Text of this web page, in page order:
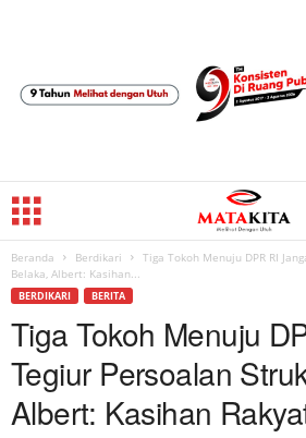
Beranda Berdikari
Tiga Tokoh Menuju DPR RI
Belaka, Albert: Kasihan...
BERDIKARI BERITA
Tiga Tokoh Menuju
Tegiur Persoalan
Albert: Kasihan